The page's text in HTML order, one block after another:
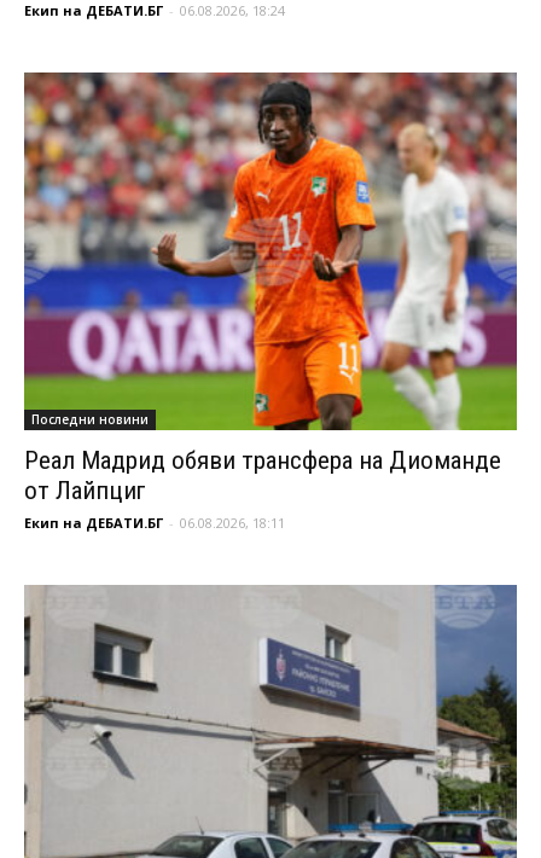
Екип на ДЕБАТИ.БГ - 06.08.2026, 18:24
Последни новини
Реал Мадрид обяви трансфера на Диоманде
от Лайпциг
Екип на ДЕБАТИ.БГ - 06.08.2026, 18:11